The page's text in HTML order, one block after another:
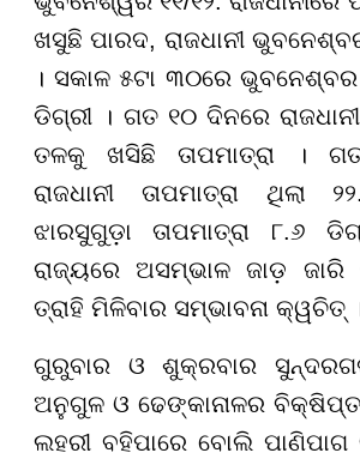
ଖସୁଛି ପାରଦ, ରାଜଧାନୀ
। ସକାଳ ୫ଟା ୩୦ରେ ଭୁବନେଶ୍ବର
ଡିଗ୍ରୀ । ଗତ ୧୦ ଦିନରେ
ତଳକୁ ଖସିଛି ତାପମାତ୍ରା ।
ରାଜଧାନୀ ତାପମାତ୍ରା ଥିଲା
ଝାରସୁଗୁଡ଼ା ତାପମାତ୍ରା ୮.୬
ରାଜ୍ୟରେ ଅସମ୍ଭାଳ ଜାଡ଼
ତ୍ରାହି ମିଳିବାର ସମ୍ଭାବନା କ୍ୱଚିତ୍
ଗୁରୁବାର ଓ ଶୁକ୍ରବାର
ଅନୁଗୁଳ ଓ ଢେଙ୍କାନାଳର ବିକ୍ଷିପ୍ତ
ଲହରୀ ବହିପାରେ ବୋଲି